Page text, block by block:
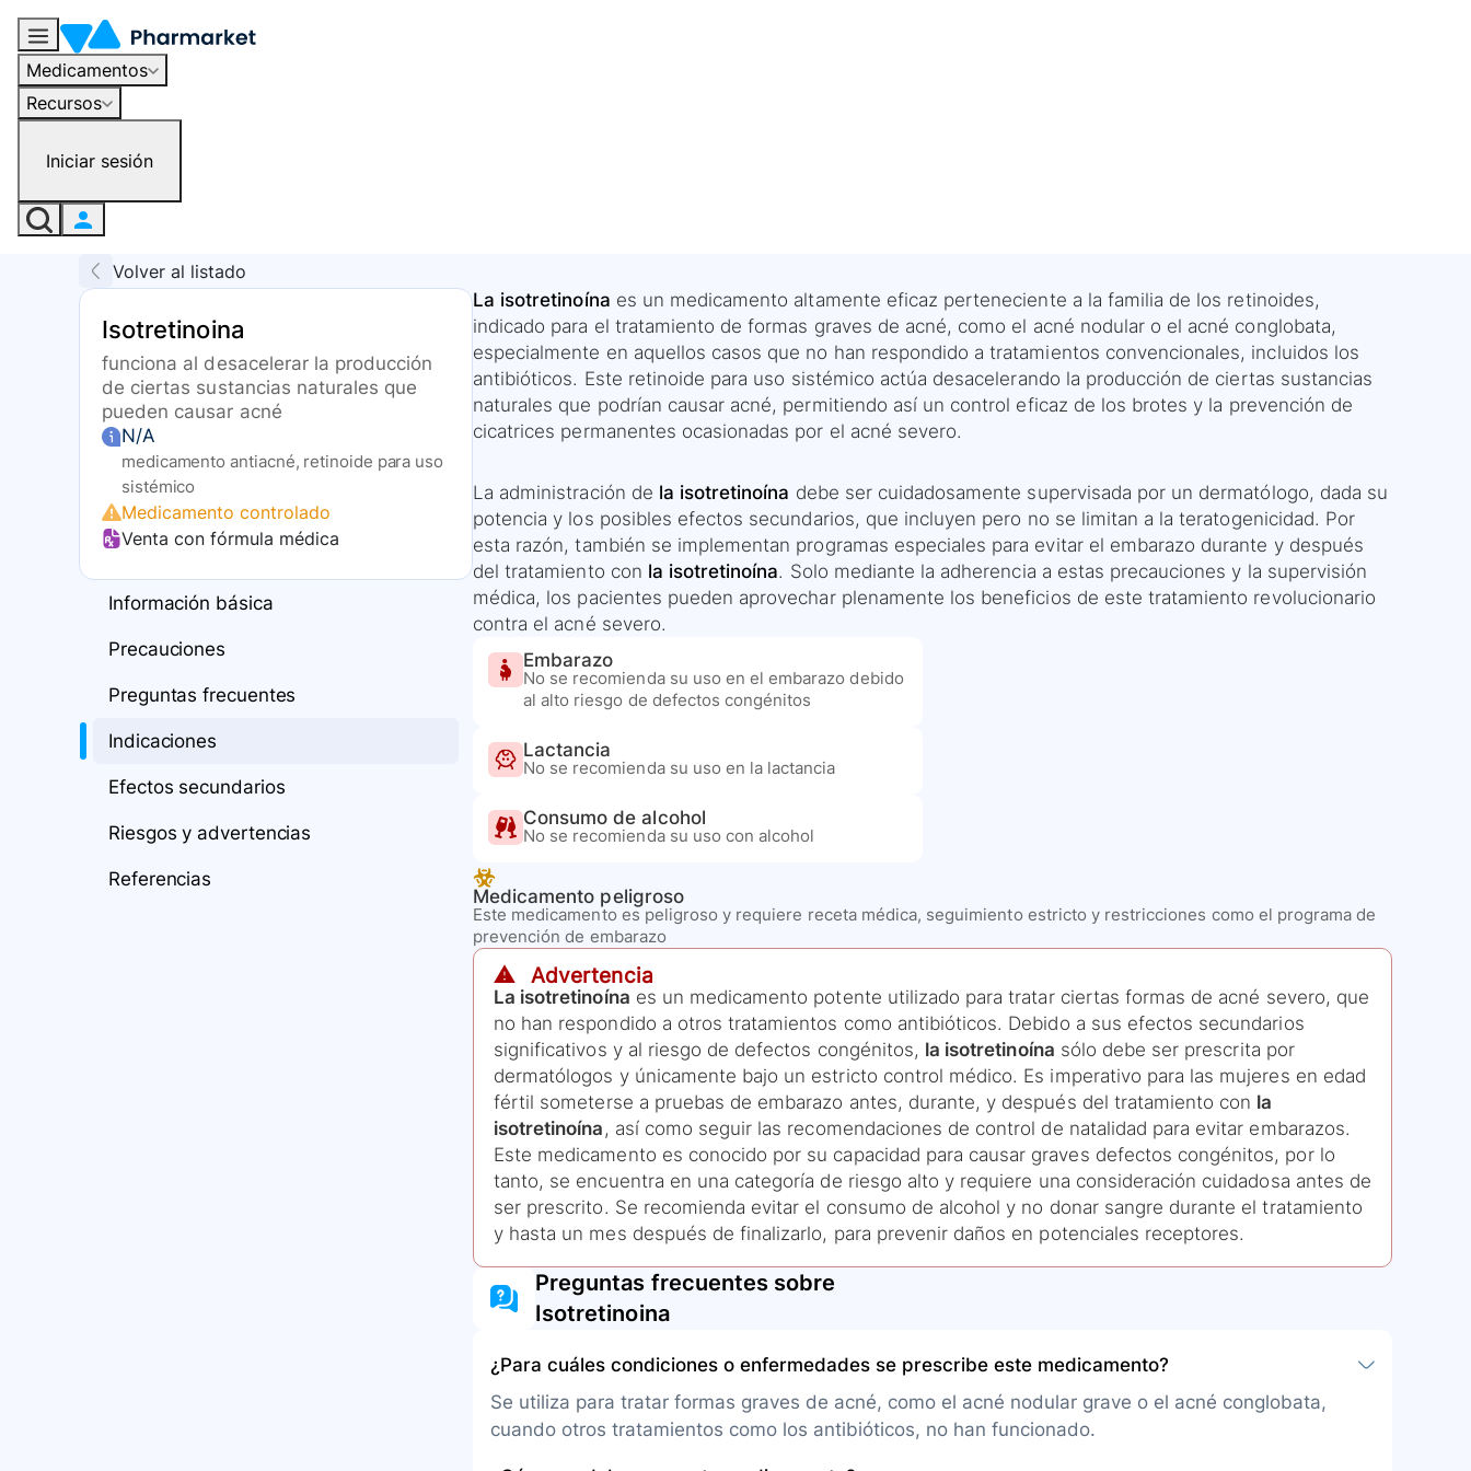
Medicamentos
Recursos
Iniciar sesión
Volver al listado
Isotretinoina
funciona al desacelerar la producción
de ciertas sustancias naturales que
pueden causar acné
N/A
medicamento antiacné, retinoide para uso
sistémico
Medicamento controlado
Venta con fórmula médica
Información básica
Precauciones
Preguntas frecuentes
Indicaciones
Efectos secundarios
Riesgos y advertencias
Referencias
La isotretinoína es un medicamento altamente eficaz perteneciente a la familia de los retinoides,
indicado para el tratamiento de formas graves de acné, como el acné nodular o el acné conglobata,
especialmente en aquellos casos que no han respondido a tratamientos convencionales, incluidos los
antibióticos. Este retinoide para uso sistémico actúa desacelerando la producción de ciertas sustancias
naturales que podrían causar acné, permitiendo así un control eficaz de los brotes y la prevención de
cicatrices permanentes ocasionadas por el acné severo.
La administración de la isotretinoína debe ser cuidadosamente supervisada por un dermatólogo, dada su
potencia y los posibles efectos secundarios, que incluyen pero no se limitan a la teratogenicidad. Por
esta razón, también se implementan programas especiales para evitar el embarazo durante y después
del tratamiento con la isotretinoína. Solo mediante la adherencia a estas precauciones y la supervisión
médica, los pacientes pueden aprovechar plenamente los beneficios de este tratamiento revolucionario
contra el acné severo.
Embarazo
No se recomienda su uso en el embarazo debido
al alto riesgo de defectos congénitos
Lactancia
No se recomienda su uso en la lactancia
Consumo de alcohol
No se recomienda su uso con alcohol
Medicamento peligroso
Este medicamento es peligroso y requiere receta médica, seguimiento estricto y restricciones como el programa de
prevención de embarazo
⚠️ Advertencia
La isotretinoína es un medicamento potente utilizado para tratar ciertas formas de acné severo, que
no han respondido a otros tratamientos como antibióticos. Debido a sus efectos secundarios
significativos y al riesgo de defectos congénitos, la isotretinoína sólo debe ser prescrita por
dermatólogos y únicamente bajo un estricto control médico. Es imperativo para las mujeres en edad
fértil someterse a pruebas de embarazo antes, durante, y después del tratamiento con la
isotretinoína, así como seguir las recomendaciones de control de natalidad para evitar embarazos.
Este medicamento es conocido por su capacidad para causar graves defectos congénitos, por lo
tanto, se encuentra en una categoría de riesgo alto y requiere una consideración cuidadosa antes de
ser prescrito. Se recomienda evitar el consumo de alcohol y no donar sangre durante el tratamiento
y hasta un mes después de finalizarlo, para prevenir daños en potenciales receptores.
Preguntas frecuentes sobre
Isotretinoina
¿Para cuáles condiciones o enfermedades se prescribe este medicamento?
Se utiliza para tratar formas graves de acné, como el acné nodular grave o el acné conglobata,
cuando otros tratamientos como los antibióticos, no han funcionado.